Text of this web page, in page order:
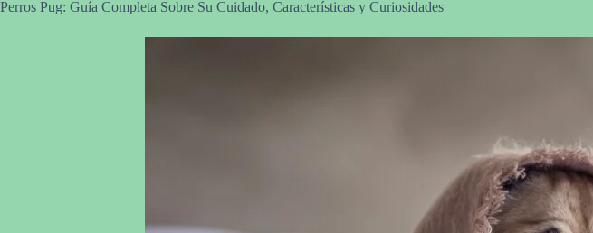
Perros Pug: Guía Completa Sobre Su Cuidado, Características y Curiosidades